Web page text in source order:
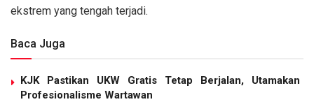
ekstrem yang tengah terjadi.
Baca Juga
KJK Pastikan UKW Gratis Tetap Berjalan, Utamakan
Profesionalisme Wartawan